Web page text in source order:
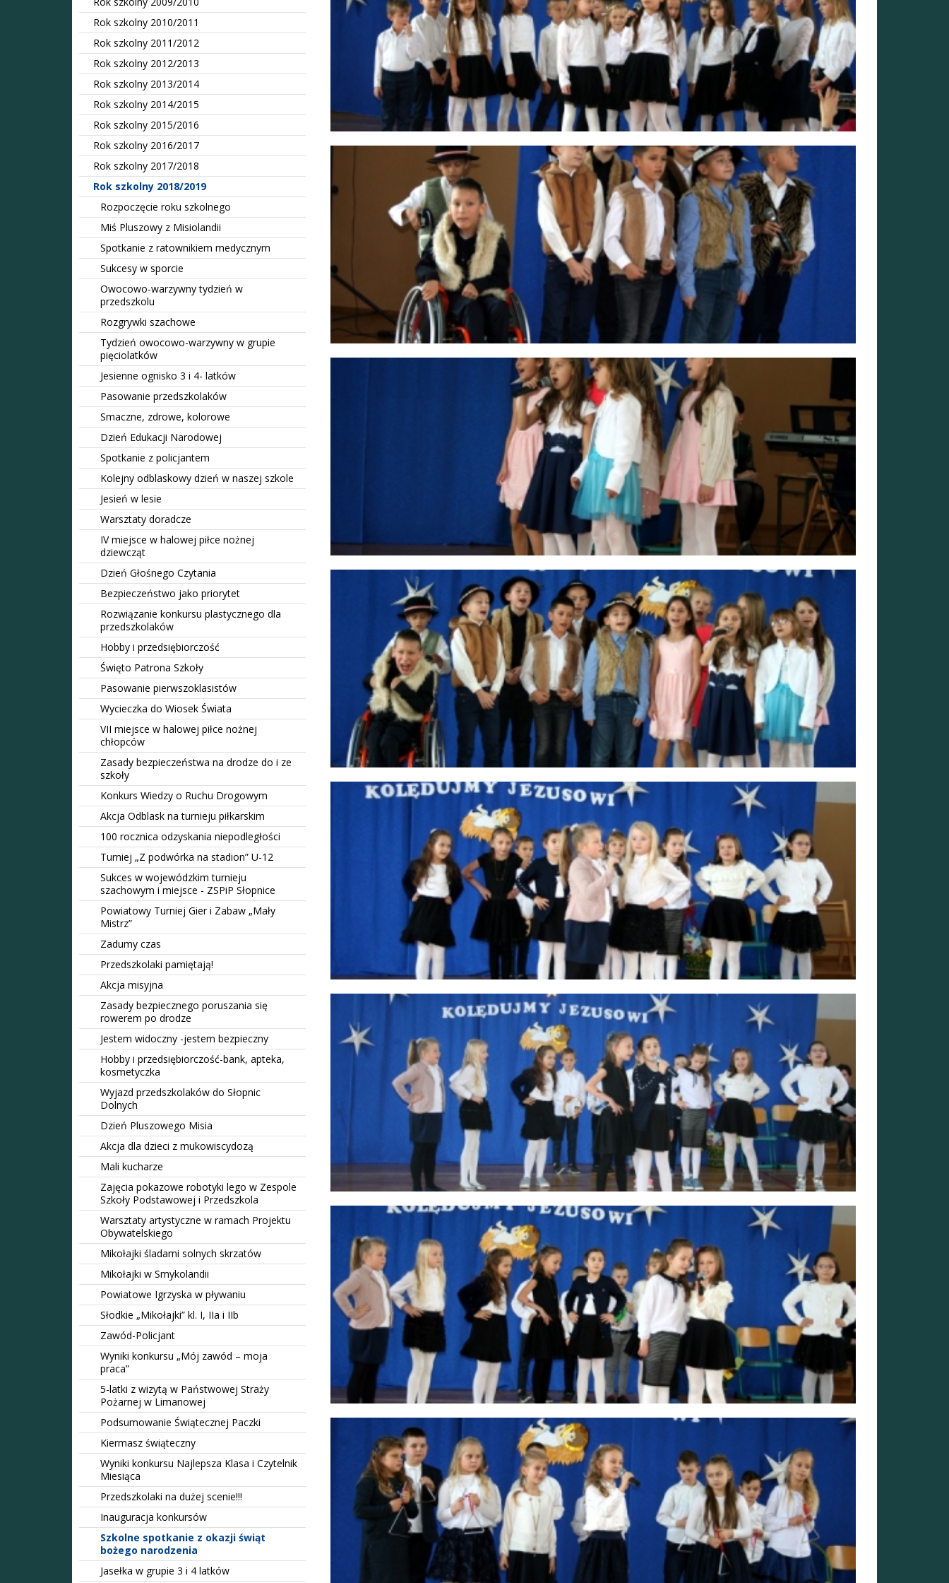
Rok szkolny 2010/2011
Rok szkolny 2011/2012
Rok szkolny 2012/2013
Rok szkolny 2013/2014
Rok szkolny 2014/2015
Rok szkolny 2015/2016
Rok szkolny 2016/2017
Rok szkolny 2017/2018
Rok szkolny 2018/2019
Rozpoczęcie roku szkolnego
Miś Pluszowy z Misiolandii
Spotkanie z ratownikiem medycznym
Sukcesy w sporcie
Owocowo-warzywny tydzień w
przedszkolu
Rozgrywki szachowe
Tydzień owocowo-warzywny w grupie
pięciolatków
Jesienne ognisko 3 i 4- latków
Pasowanie przedszkolaków
Smaczne, zdrowe, kolorowe
Dzień Edukacji Narodowej
Spotkanie z policjantem
Kolejny odblaskowy dzień w naszej szkole
Jesień w lesie
Warsztaty doradcze
IV miejsce w halowej piłce nożnej
dziewcząt
Dzień Głośnego Czytania
Bezpieczeństwo jako priorytet
Rozwiązanie konkursu plastycznego dla
przedszkolaków
Hobby i przedsiębiorczość
Święto Patrona Szkoły
Pasowanie pierwszoklasistów
Wycieczka do Wiosek Świata
VII miejsce w halowej piłce nożnej
chłopców
Zasady bezpieczeństwa na drodze do i ze
szkoły
Konkurs Wiedzy o Ruchu Drogowym
Akcja Odblask na turnieju piłkarskim
100 rocznica odzyskania niepodległości
Turniej „Z podwórka na stadion” U-12
Sukces w wojewódzkim turnieju
szachowym i miejsce - ZSPiP Słopnice
Powiatowy Turniej Gier i Zabaw „Mały
Mistrz”
Zadumy czas
Przedszkolaki pamiętają!
Akcja misyjna
Zasady bezpiecznego poruszania się
rowerem po drodze
Jestem widoczny -jestem bezpieczny
Hobby i przedsiębiorczość-bank, apteka,
kosmetyczka
Wyjazd przedszkolaków do Słopnic
Dolnych
Dzień Pluszowego Misia
Akcja dla dzieci z mukowiscydozą
Mali kucharze
Zajęcia pokazowe robotyki lego w Zespole
Szkoły Podstawowej i Przedszkola
Warsztaty artystyczne w ramach Projektu
Obywatelskiego
Mikołajki śladami solnych skrzatów
Mikołajki w Smykolandii
Powiatowe Igrzyska w pływaniu
Słodkie „Mikołajki” kl. I, IIa i IIb
Zawód-Policjant
Wyniki konkursu „Mój zawód – moja
praca”
5-latki z wizytą w Państwowej Straży
Pożarnej w Limanowej
Podsumowanie Świątecznej Paczki
Kiermasz świąteczny
Wyniki konkursu Najlepsza Klasa i Czytelnik
Miesiąca
Przedszkolaki na dużej scenie!!!
Inauguracja konkursów
Szkolne spotkanie z okazji świąt
bożego narodzenia
Jasełka w grupie 3 i 4 latków